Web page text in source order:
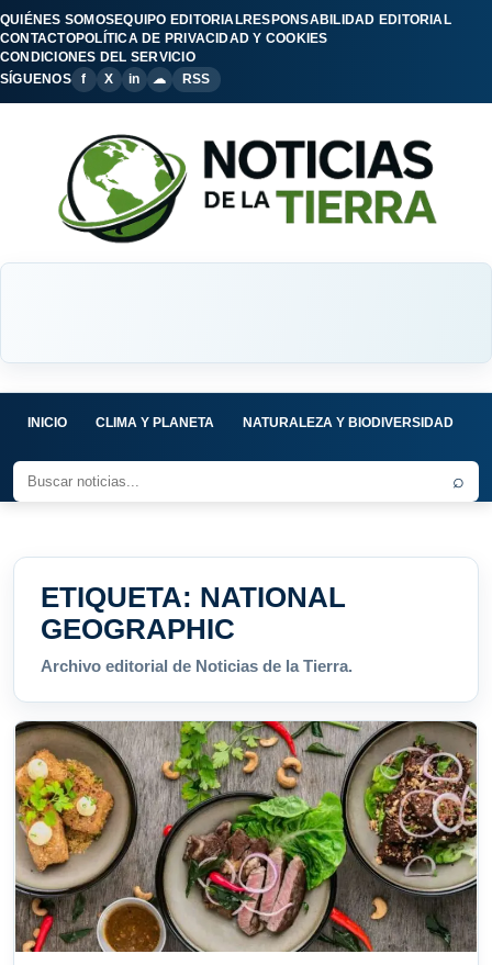
QUIÉNES SOMOSEQUIPO EDITORIALRESPONSABILIDAD EDITORIAL
CONTACTOPOLÍTICA DE PRIVACIDAD Y COOKIES
CONDICIONES DEL SERVICIO
SÍGUENOS
f X in ☁ RSS
INICIO CLIMA Y PLANETA NATURALEZA Y BIODIVERSIDAD
⌕
ETIQUETA: NATIONAL
GEOGRAPHIC
Archivo editorial de Noticias de la Tierra.